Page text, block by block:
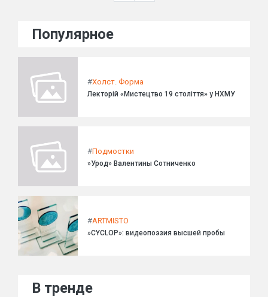
Популярное
#Холст. Форма
Лекторій «Мистецтво 19 століття» у НХМУ
#Подмостки
»Урод» Валентины Сотниченко
#ARTMISTO
»CYCLOP»: видеопоэзия высшей пробы
В тренде